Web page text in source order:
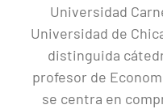
Universidad
Universidad de
distinguida
profesor de
se centra en